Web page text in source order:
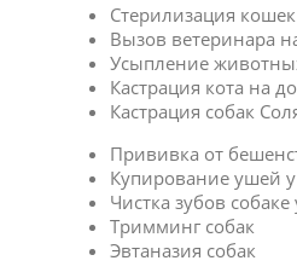
Стерилизация
Вызов ветеринара
Усыпление
Кастрация кота на
Кастрация собак
Прививка от
Купирование ушей у
Чистка зубов
Тримминг собак
Эвтаназия собак